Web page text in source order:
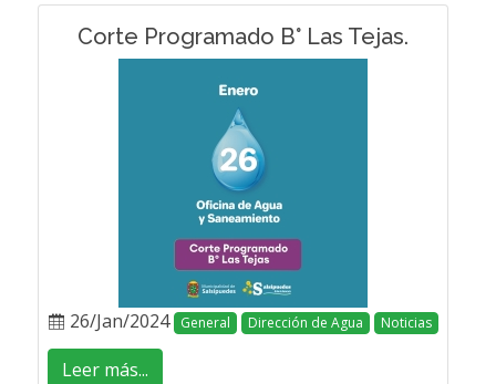
Corte Programado B° Las Tejas.
26/Jan/2024 General Dirección de Agua Noticias
Leer más...